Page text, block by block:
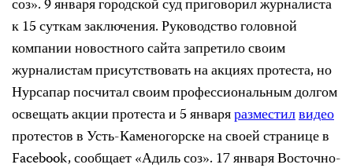
соз». 9 января городской суд приговорил журналиста
к 15 суткам заключения. Руководство головной
компании новостного сайта запретило своим
журналистам присутствовать на акциях протеста, но
Нурсапар посчитал своим профессиональным долгом
освещать акции протеста и 5 январяразместилвидео
протестов в Усть-Каменогорске на своей странице в
Facebook, сообщает «Адиль соз». 17 января Восточно-